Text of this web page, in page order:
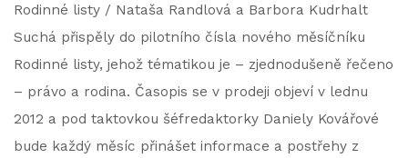
Rodinné listy / Nataša Randlová a Barbora Kudrhalt
Suchá přispěly do pilotního čísla nového měsíčníku
Rodinné listy, jehož tématikou je – zjednodušeně řečeno
– právo a rodina. Časopis se v prodeji objeví v lednu
2012 a pod taktovkou šéfredaktorky Daniely Kovářové
bude každý měsíc přinášet informace a postřehy z